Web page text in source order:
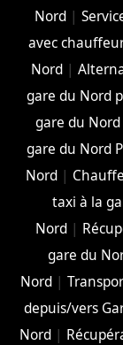
Nord|
avec
Nord|
gare du Nord
gare du Nord
gare du Nord
Nord |
taxi à la
Nord|
gare du
Nord|
depuis/vers
Nord |